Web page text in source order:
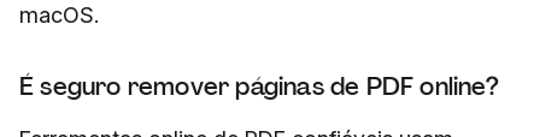
macOS.
É seguro remover páginas de PDF online?